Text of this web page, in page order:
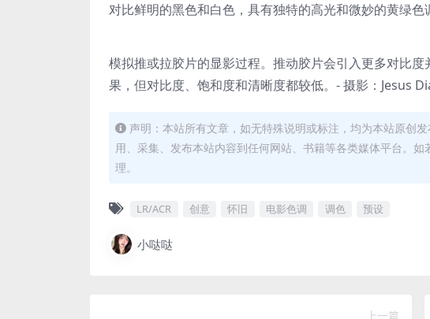
对比鲜明的黑色和白色，具有独特的高光和微妙的黄绿色
模拟推或拉胶片的显影过程。推动胶片会引入更多对比
果，但对比度、饱和度和清晰度都较低。- 摄影：Jesus
声明：本站所有文章，如无特殊说明或标注，均为本站原创
用、采集、发布本站内容到任何网站、书籍等各类媒体平台。
理。
LR/ACR 创意 怀旧 电影色调 调色 预设
小哒哒
上一篇